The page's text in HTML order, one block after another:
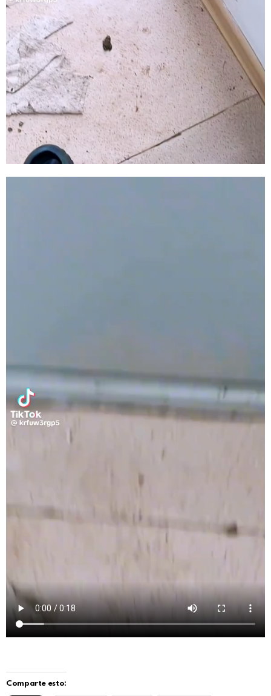
Comparte esto: